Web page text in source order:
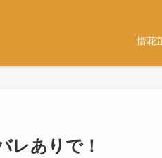
惜花
レありで！